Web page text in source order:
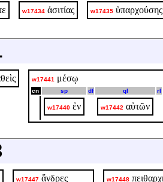
w17434 ἀσιτίας w17435 ὑπαρχούσης
w17441 μέσῳ
cn sp df ql rl
w17440 ἐν w17442 αὐτῶν
w17447 ἄνδρες w17448